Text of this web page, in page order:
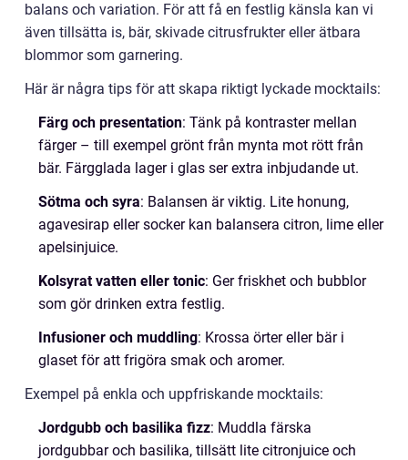
balans och variation. För att få en festlig känsla kan vi
även tillsätta is, bär, skivade citrusfrukter eller ätbara
blommor som garnering.
Här är några tips för att skapa riktigt lyckade mocktails:
Färg och presentation: Tänk på kontraster mellan
färger – till exempel grönt från mynta mot rött från
bär. Färgglada lager i glas ser extra inbjudande ut.
Sötma och syra: Balansen är viktig. Lite honung,
agavesirap eller socker kan balansera citron, lime eller
apelsinjuice.
Kolsyrat vatten eller tonic: Ger friskhet och bubblor
som gör drinken extra festlig.
Infusioner och muddling: Krossa örter eller bär i
glaset för att frigöra smak och aromer.
Exempel på enkla och uppfriskande mocktails:
Jordgubb och basilika fizz: Muddla färska
jordgubbar och basilika, tillsätt lite citronjuice och